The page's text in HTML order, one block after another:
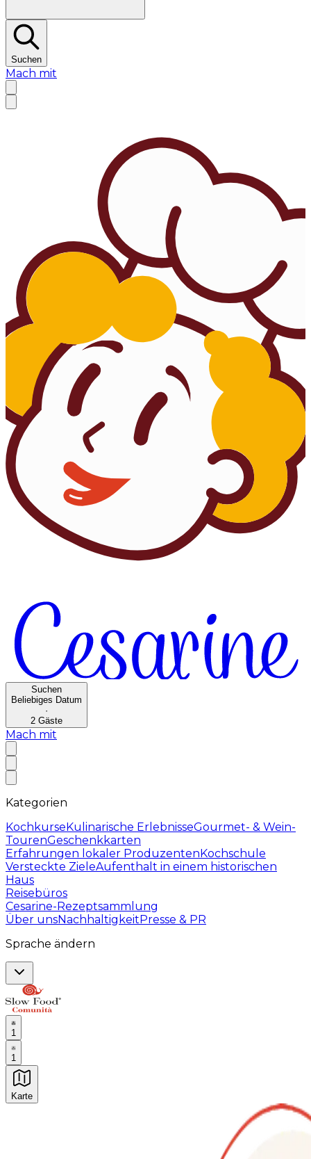
Suchen
Mach mit
Suchen
Beliebiges Datum
·
2 Gäste
Mach mit
Kategorien
KochkurseKulinarische ErlebnisseGourmet- & Wein-
TourenGeschenkkarten
Erfahrungen lokaler ProduzentenKochschule
Versteckte ZieleAufenthalt in einem historischen
Haus
Reisebüros
Cesarine-Rezeptsammlung
Über unsNachhaltigkeitPresse & PR
Sprache ändern
1
1
Karte
Unvergessliche kulinarische Erlebnisse: